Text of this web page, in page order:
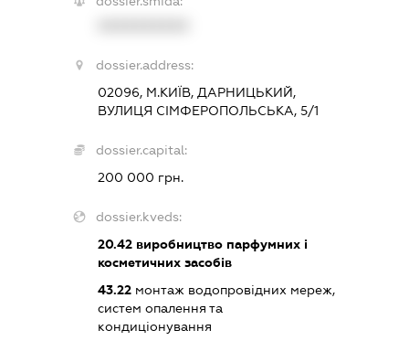
dossier.address:
02096, М.КИЇВ, ДАРНИЦЬКИЙ,
ВУЛИЦЯ СІМФЕРОПОЛЬСЬКА, 5/1
dossier.capital:
200 000 грн.
dossier.kveds:
20.42 виробництво парфумних і
косметичних засобів
43.22 монтаж водопровідних мереж,
систем опалення та
кондиціонування